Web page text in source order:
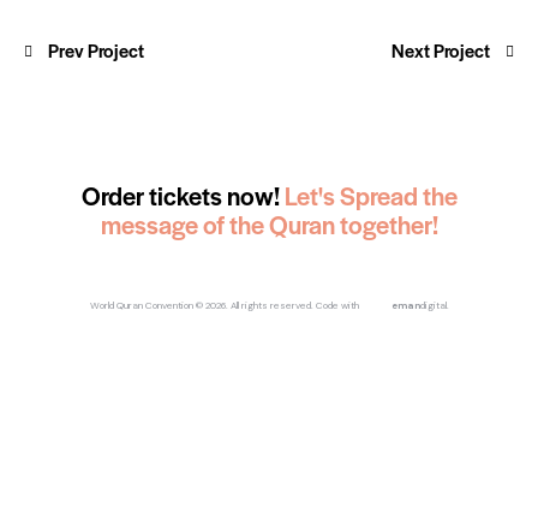
Prev Project Next Project
Order tickets now!Let's Spread the
message of the Quran together!
World Quran Convention© 2026. All rights reserved. Code with emandigital.